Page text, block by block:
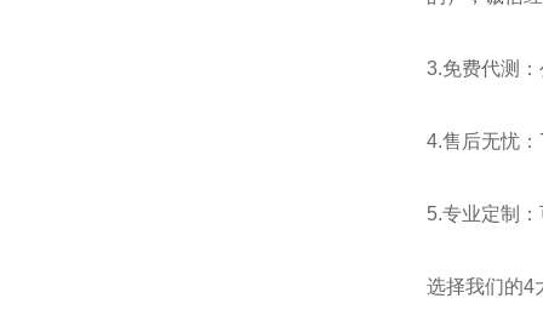
3.免费代测
4.售后无忧：
5.专业定制
选择我们的4